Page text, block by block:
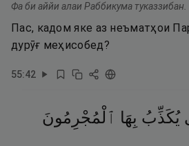
Фа би аййи алаи Раббикума туказзибан.
Пас, кадом яке аз неъматҳои
дурӯғ меҳисобед?
55:42
يُكَذِّبُ بِهَا ٱلْمُجْرِمُونَ